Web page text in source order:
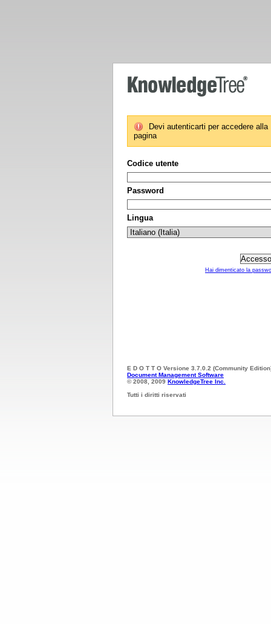
Devi autenticarti per accedere alla
pagina
Codice utente
Password
Lingua
Hai dimenticato la
E D O T T O Versione 3.7.0.2 (Community
Document Management Software
© 2008, 2009 KnowledgeTree Inc.
Tutti i diritti riservati